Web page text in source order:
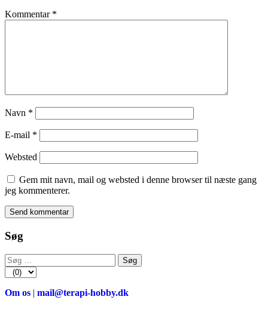
Kommentar *
Navn *
E-mail *
Websted
Gem mit navn, mail og websted i denne browser til næste gang
jeg kommenterer.
Søg
Søg
efter:
Om os | mail@terapi-hobby.dk